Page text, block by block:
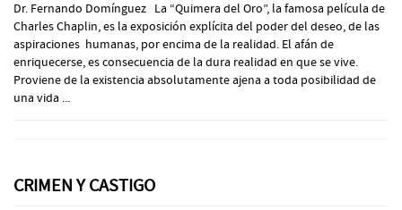
Dr. Fernando Domínguez La “Quimera del Oro”, la famosa película de
Charles Chaplin, es la exposición explícita del poder del deseo, de las
aspiraciones humanas, por encima de la realidad. El afán de
enriquecerse, es consecuencia de la dura realidad en que se vive.
Proviene de la existencia absolutamente ajena a toda posibilidad de
una vida ...
CRIMEN Y CASTIGO